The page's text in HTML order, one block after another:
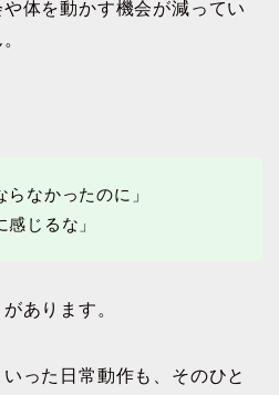
体を動かす機会が減ってい
らなかったのに」
感じるな」
あります。
った日常動作も、そのひと